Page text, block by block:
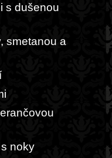
s dušenou
smetanou a
noky